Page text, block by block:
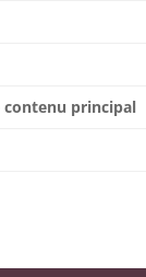
contenu principal